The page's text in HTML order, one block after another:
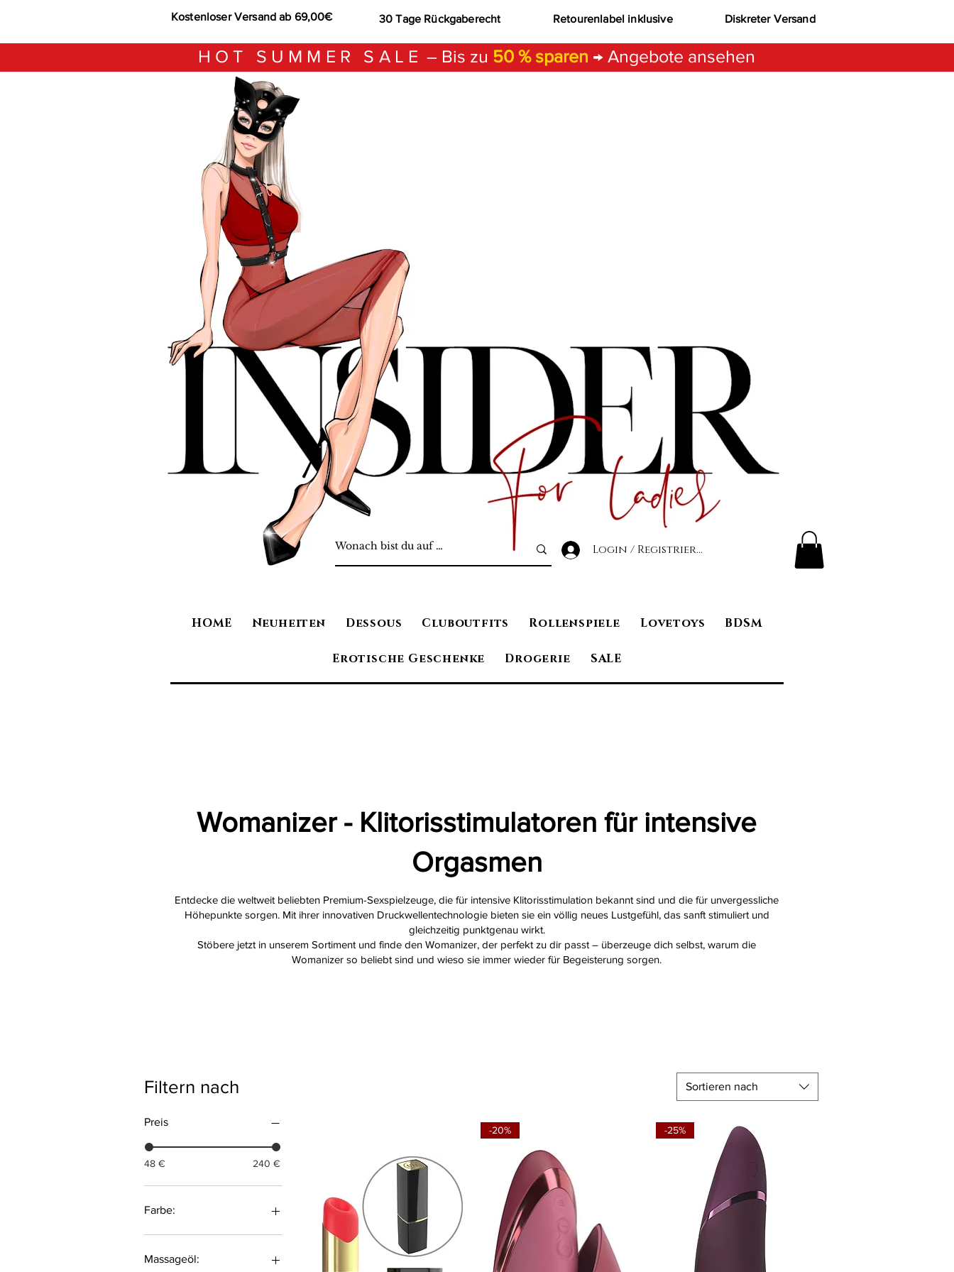
Kostenloser Versand ab 69,00€ 30 Tage Rückgaberecht Retourenlabel inklusive Diskreter Versand
HOT SUMMER SALE – Bis zu 50 % sparen → Angebote ansehen
Login / Registrierung
HOME Neuheiten Dessous Cluboutfits Rollenspiele Lovetoys BDSM
Erotische Geschenke Drogerie SALE
Womanizer - Klitorisstimulatoren für intensive
Orgasmen
Entdecke die weltweit beliebten Premium-Sexspielzeuge, die für intensive Klitorisstimulation bekannt sind und die für unvergessliche
Höhepunkte sorgen. Mit ihrer innovativen Druckwellentechnologie bieten sie ein völlig neues Lustgefühl, das sanft stimuliert und
gleichzeitig punktgenau wirkt.
Stöbere jetzt in unserem Sortiment und finde den Womanizer, der perfekt zu dir passt – überzeuge dich selbst, warum die
Womanizer so beliebt sind und wieso sie immer wieder für Begeisterung sorgen.
Filtern nach
Preis
48 € 240 €
Farbe:
Massageöl:
Sortieren nach
-20% -25%